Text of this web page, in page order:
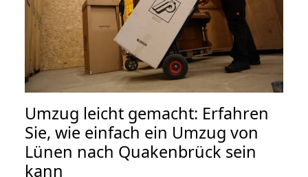
Umzug leicht gemacht: Erfahren
Sie, wie einfach ein Umzug von
Lünen nach Quakenbrück sein
kann